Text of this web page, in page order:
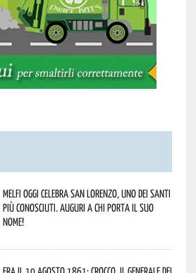
Melfi oggi celebra San Lorenzo, uno dei Santi
più conosciuti. Auguri a chi porta il suo
nome!